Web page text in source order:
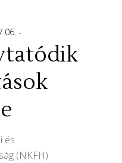
és
(NKFH)